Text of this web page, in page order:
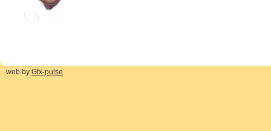
web by Gfx-pulse